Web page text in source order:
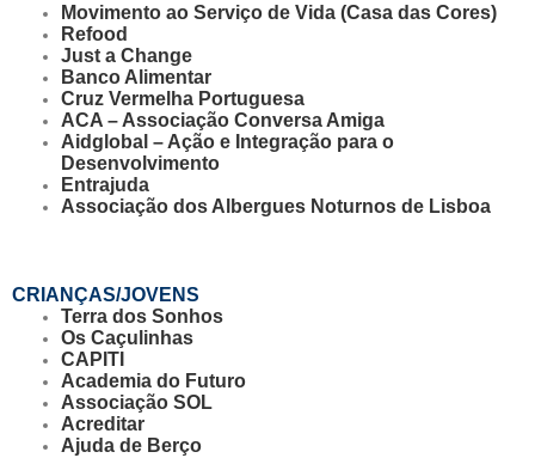
Movimento ao Serviço de Vida (Casa das Cores)
Refood
Just a Change
Banco Alimentar
Cruz Vermelha Portuguesa
ACA – Associação Conversa Amiga
Aidglobal – Ação e Integração para o
Desenvolvimento
Entrajuda
Associação dos Albergues Noturnos de Lisboa
CRIANÇAS/JOVENS
Terra dos Sonhos
Os Caçulinhas
CAPITI
Academia do Futuro
Associação SOL
Acreditar
Ajuda de Berço